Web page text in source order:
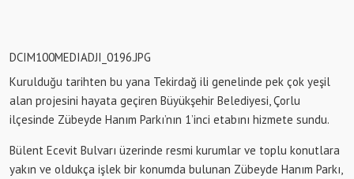
DCIM100MEDIADJI_0196.JPG
Kurulduğu tarihten bu yana Tekirdağ ili genelinde pek çok yeşil
alan projesini hayata geçiren Büyükşehir Belediyesi, Çorlu
ilçesinde Zübeyde Hanım Parkı’nın 1’inci etabını hizmete sundu.
Bülent Ecevit Bulvarı üzerinde resmi kurumlar ve toplu konutlara
yakın ve oldukça işlek bir konumda bulunan Zübeyde Hanım Parkı,